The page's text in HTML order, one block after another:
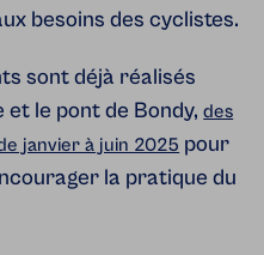
besoins des cyclistes.
sont déjà réalisés
et le pont de Bondy,des
janvier à juin 2025 pour
la pratique du